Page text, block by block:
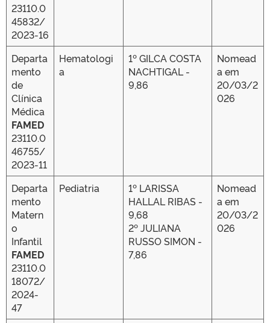
23110.0
45832/
2023-16
Departa
mento
de
Clínica
Médica
FAMED
23110.0
46755/
2023-11
Hematologi
a
1º GILCA COSTA
NACHTIGAL -
9,86
Nomead
a em
20/03/2
026
Departa
mento
Matern
o
Infantil
FAMED
23110.0
18072/
2024-
47
Pediatria
1º LARISSA
HALLAL RIBAS -
9,68
2º JULIANA
RUSSO SIMON -
7,86
Nomead
a em
20/03/2
026